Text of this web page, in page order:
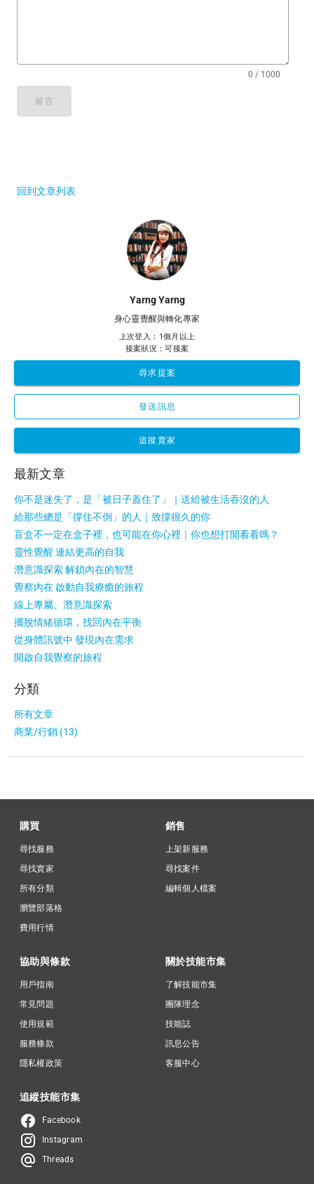
0 / 1000
留言
回到文章列表
Yarng Yarng
身心靈覺醒與轉化專家
上次登入：1個月以上
接案狀況：可接案
尋求提案
發送訊息
追蹤賣家
最新文章
你不是迷失了，是「被日子蓋住了」｜送給被生活吞沒的人
給那些總是「撐住不倒」的人｜致撐很久的你
盲盒不一定在盒子裡，也可能在你心裡｜你也想打開看看嗎？
靈性覺醒 連結更高的自我
潛意識探索 解鎖內在的智慧
覺察內在 啟動自我療癒的旅程
線上專屬、潛意識探索​
擺脫情緒循環，找回內在平衡
從身體訊號中 發現內在需求
開啟自我覺察的旅程
分類
所有文章
商業/行銷 (13)
購買
尋找服務
尋找賣家
所有分類
瀏覽部落格
費用行情
銷售
上架新服務
尋找案件
編輯個人檔案
協助與條款
用戶指南
常見問題
使用規範
服務條款
隱私權政策
關於技能市集
了解技能市集
團隊理念
技能誌
訊息公告
客服中心
追縱技能市集
Facebook
Instagram
Threads